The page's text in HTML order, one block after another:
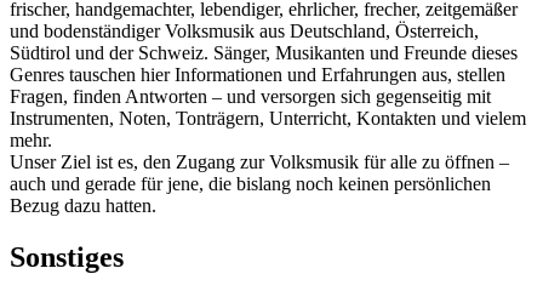
frischer, handgemachter, lebendiger, ehrlicher, frecher, zeitgemäßer
und bodenständiger Volksmusik aus Deutschland, Österreich,
Südtirol und der Schweiz. Sänger, Musikanten und Freunde dieses
Genres tauschen hier Informationen und Erfahrungen aus, stellen
Fragen, finden Antworten – und versorgen sich gegenseitig mit
Instrumenten, Noten, Tonträgern, Unterricht, Kontakten und vielem
mehr.
Unser Ziel ist es, den Zugang zur Volksmusik für alle zu öffnen –
auch und gerade für jene, die bislang noch keinen persönlichen
Bezug dazu hatten.
Sonstiges